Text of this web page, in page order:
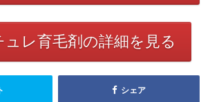
レ育毛剤の詳細を見る
シェア